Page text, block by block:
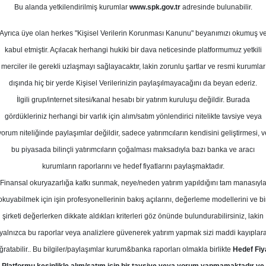
2024
Potansiyeli
Kurum Sayısı
7
3
Perşembe, 08 Şubat 2024
Hedef Fiyat
Anadolu Sigorta için hedef
TL'ye yükseltti, tavsiyesini
Bu alanda yetkilendirilmiş kurumlar www.spk.gov.tradresinde bulunabilir.
Ayrıca üye olan herkes "Kişisel Verilerin Korunması Kanunu" beyanımızı okumuş ve
kabul etmiştir. Açılacak herhangi hukiki bir dava neticesinde platformumuz yetkili
merciler ile gerekli uzlaşmayı sağlayacaktır, lakin zorunlu şartlar ve resmi kurumlar
dışında hiç bir yerde Kişisel Verilerinizin paylaşılmayacağını da beyan ederiz.
İlgili grup/internet sitesi/kanal hesabı bir yatırım kuruluşu değildir. Burada
gördükleriniz herhangi bir varlık için alım/satım yönlendirici nitelikte tavsiye veya
niteliğinde paylaşımlar değildir, sadece yatırımcıların kendisini geliştirmesi,
bu piyasada bilinçli yatırımcıların çoğalması maksadıyla bazı banka ve aracı
kurumların raporlarını ve hedef fiyatlarını paylaşmaktadır.
Finansal okuryazarlığa katkı sunmak, neye/neden yatırım yapıldığını tam manasıyla
için işin profesyonellerinin bakış açılarını, değerleme modellerini ve
şirketi değerlerken dikkate aldıkları kriterleri göz önünde bulundurabilirsiniz, lakin
yalnızca bu raporlar veya analizlere güvenerek yatırım yapmak sizi maddi
Bu bilgiler/paylaşımlar kurum&banka raporları olmakla birlikte Hedef